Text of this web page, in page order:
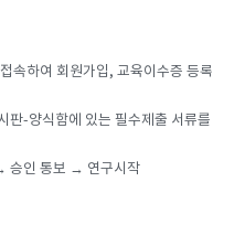
속하여 회원가입, 교육이수증 등록
판-양식함에 있는 필수제출 서류를
승인 통보 → 연구시작